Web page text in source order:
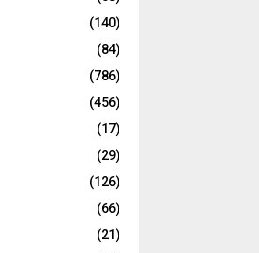
(140)
(84)
(786)
(456)
(17)
(29)
(126)
(66)
(21)